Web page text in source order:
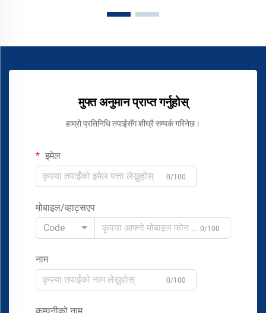
मुफ्त अनुमान प्राप्त गर्नुहोस्
हाम्रो प्रतिनिधि तपाईंसँग शीघ्रै सम्पर्क गरिनेछ।
इमेल
0/100
मोबाइल/व्हाट्सएप
Code
0/100
नाम
0/100